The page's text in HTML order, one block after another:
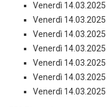
Venerdì
Venerdì
Venerdì
Venerdì
Venerdì
Venerdì
Venerdì